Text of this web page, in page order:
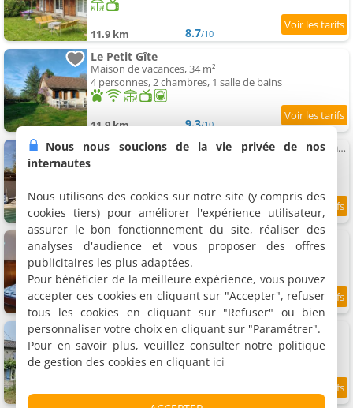
11.9 km 8.7/10
Le Petit Gîte
Maison de vacances, 34 m²
4 personnes, 2 chambres, 1 salle de bains
11.9 km 9.3/10
Charming 1818 Farmhouse Retreat with Private Pool in Pensol
11.9 km
La petite porcherie
Maison de vacances, 45 m²
2 personnes, 1 chambre, 1 salle de bains
12 km 9.5
Les taches
Maison de vacances, 90 m²
5 personnes, 2 chambres, 2 salles de bains
12 km
Nous nous soucions de la vie privée de nos
internautes
Nous utilisons des cookies sur notre site (y compris des
cookies tiers) pour améliorer l'expérience utilisateur,
assurer le bon fonctionnement du site, réaliser des
analyses d'audience et vous proposer des offres
publicitaires les plus adaptées.
Pour bénéficier de la meilleure expérience, vous pouvez
accepter ces cookies en cliquant sur "Accepter", refuser
tous les cookies en cliquant sur "Refuser" ou bien
personnaliser votre choix en cliquant sur "Paramétrer".
Pour en savoir plus, veuillez consulter notre politique
de gestion des cookies en cliquant ici